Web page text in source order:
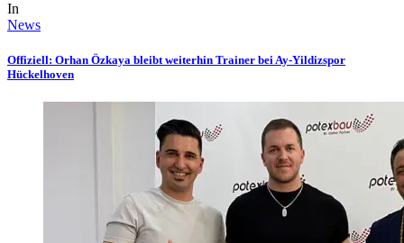
In
News
Offiziell: Orhan Özkaya bleibt weiterhin Trainer bei Ay-Yildizspor
Hückelhoven